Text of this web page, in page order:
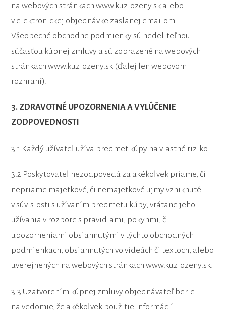
na webových stránkach www.kuzlozeny.sk alebo
v elektronickej objednávke zaslanej emailom.
Všeobecné obchodne podmienky sú nedeliteľnou
súčasťou kúpnej zmluvy a sú zobrazené na webových
stránkach www.kuzlozeny.sk (ďalej len webovom
rozhraní).
3. ZDRAVOTNÉ UPOZORNENIA A VYLÚČENIE
ZODPOVEDNOSTI
3.1 Každý užívateľ užíva predmet kúpy na vlastné riziko.
3.2 Poskytovateľ nezodpovedá za akékoľvek priame, či
nepriame majetkové, či nemajetkové ujmy vzniknuté
v súvislosti s užívaním predmetu kúpy, vrátane jeho
užívania v rozpore s pravidlami, pokynmi, či
upozorneniami obsiahnutými v týchto obchodných
podmienkach, obsiahnutých vo videách či textoch, alebo
uverejnených na webových stránkach www.kuzlozeny.sk.
3.3 Uzatvorením kúpnej zmluvy objednávateľ berie
na vedomie, že akékoľvek použitie informácií